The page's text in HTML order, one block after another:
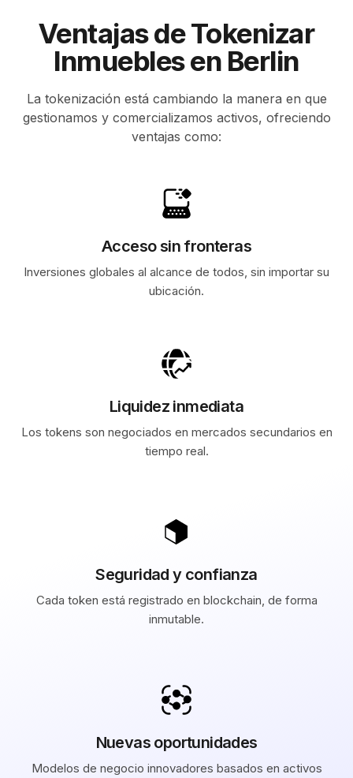
Ventajas de Tokenizar
Inmuebles en Berlin
La tokenización está cambiando la manera en que
gestionamos y comercializamos activos, ofreciendo
ventajas como:
Acceso sin fronteras
Inversiones globales al alcance de todos, sin importar su
ubicación.
Liquidez inmediata
Los tokens son negociados en mercados secundarios en
tiempo real.
Seguridad y confianza
Cada token está registrado en blockchain, de forma
inmutable.
Nuevas oportunidades
Modelos de negocio innovadores basados en activos